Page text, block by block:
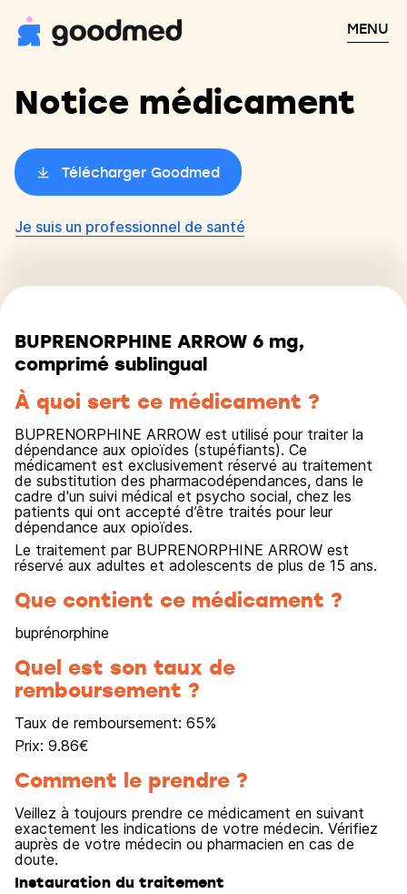
MENU
Notice médicament
Télécharger Goodmed
Je suis un professionnel de santé
BUPRENORPHINE ARROW 6 mg,
comprimé sublingual
À quoi sert ce médicament ?
BUPRENORPHINE ARROW est utilisé pour traiter la
dépendance aux opioïdes (stupéfiants). Ce
médicament est exclusivement réservé au traitement
de substitution des pharmacodépendances, dans le
cadre d'un suivi médical et psycho social, chez les
patients qui ont accepté d’être traités pour leur
dépendance aux opioïdes.
Le traitement par BUPRENORPHINE ARROW est
réservé aux adultes et adolescents de plus de 15 ans.
Que contient ce médicament ?
buprénorphine
Quel est son taux de
remboursement ?
Taux de remboursement: 65%
Prix: 9.86€
Comment le prendre ?
Veillez à toujours prendre ce médicament en suivant
exactement les indications de votre médecin. Vérifiez
auprès de votre médecin ou pharmacien en cas de
doute.
Instauration du traitement